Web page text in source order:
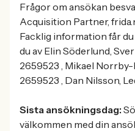
Frågor om ansökan
Acquisition Partner,
Facklig information får
du av Elin Söderlund,
2659523 , Mikael
2659523 , Dan Nilsson,
Sista ansökningsdag:
välkommen med din